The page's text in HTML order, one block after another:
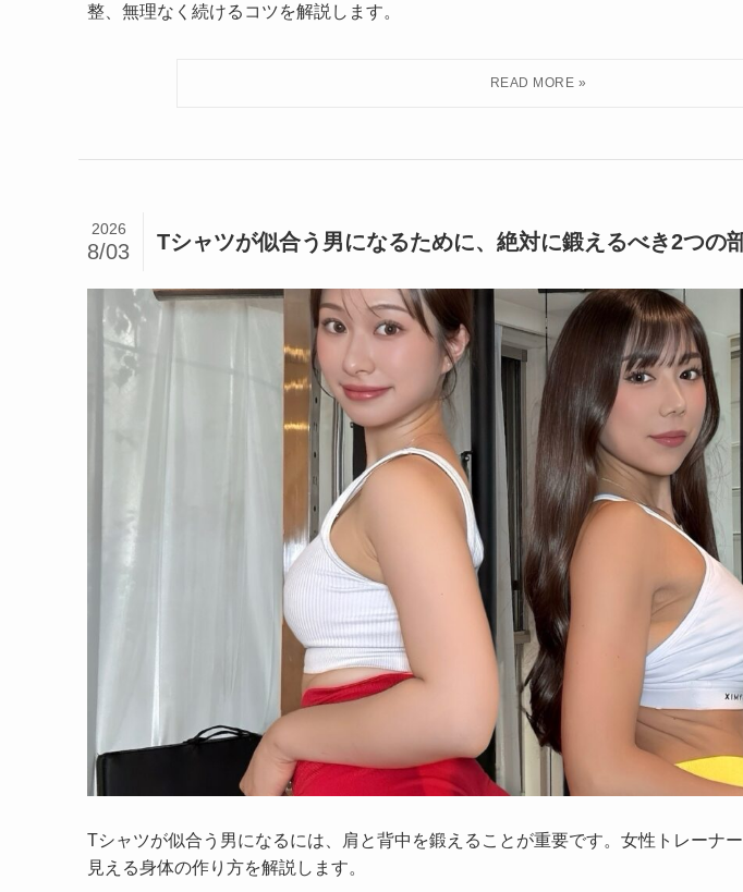
整、無理なく続けるコツを解説します。
Tシャツが似合う男になるために、絶対に鍛えるべき2つの
2026
8/03
Tシャツが似合う男になるには、肩と背中を鍛えることが重要です。女性トレーナ
見える身体の作り方を解説します。